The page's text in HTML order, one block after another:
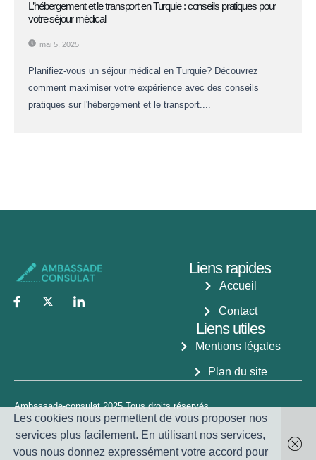
L’hébergement et le transport en Turquie : conseils pratiques pour
votre séjour médical
mai 5, 2025
Planifiez-vous un séjour médical en Turquie? Découvrez
comment maximiser votre expérience avec des conseils
pratiques sur l'hébergement et le transport....
Liens rapides
Accueil
Contact
Liens utiles
Mentions légales
Plan du site
Ambassade-consulat 2025.Tous droits réservés.
Les cookies nous permettent de vous proposer nos
services plus facilement. En utilisant nos services,
vous nous donnez expressément votre accord pour